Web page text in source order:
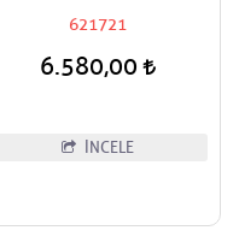
Nikelajı
621721
6.580,00
İNCELE